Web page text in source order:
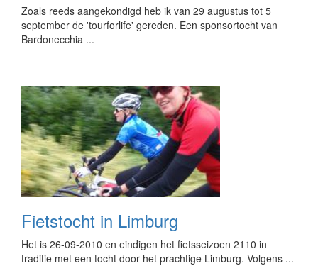
Zoals reeds aangekondigd heb ik van 29 augustus tot 5
september de 'tourforlife' gereden. Een sponsortocht van
Bardonecchia ...
Fietstocht in Limburg
Het is 26-09-2010 en eindigen het fietsseizoen 2110 in
traditie met een tocht door het prachtige Limburg. Volgens ...